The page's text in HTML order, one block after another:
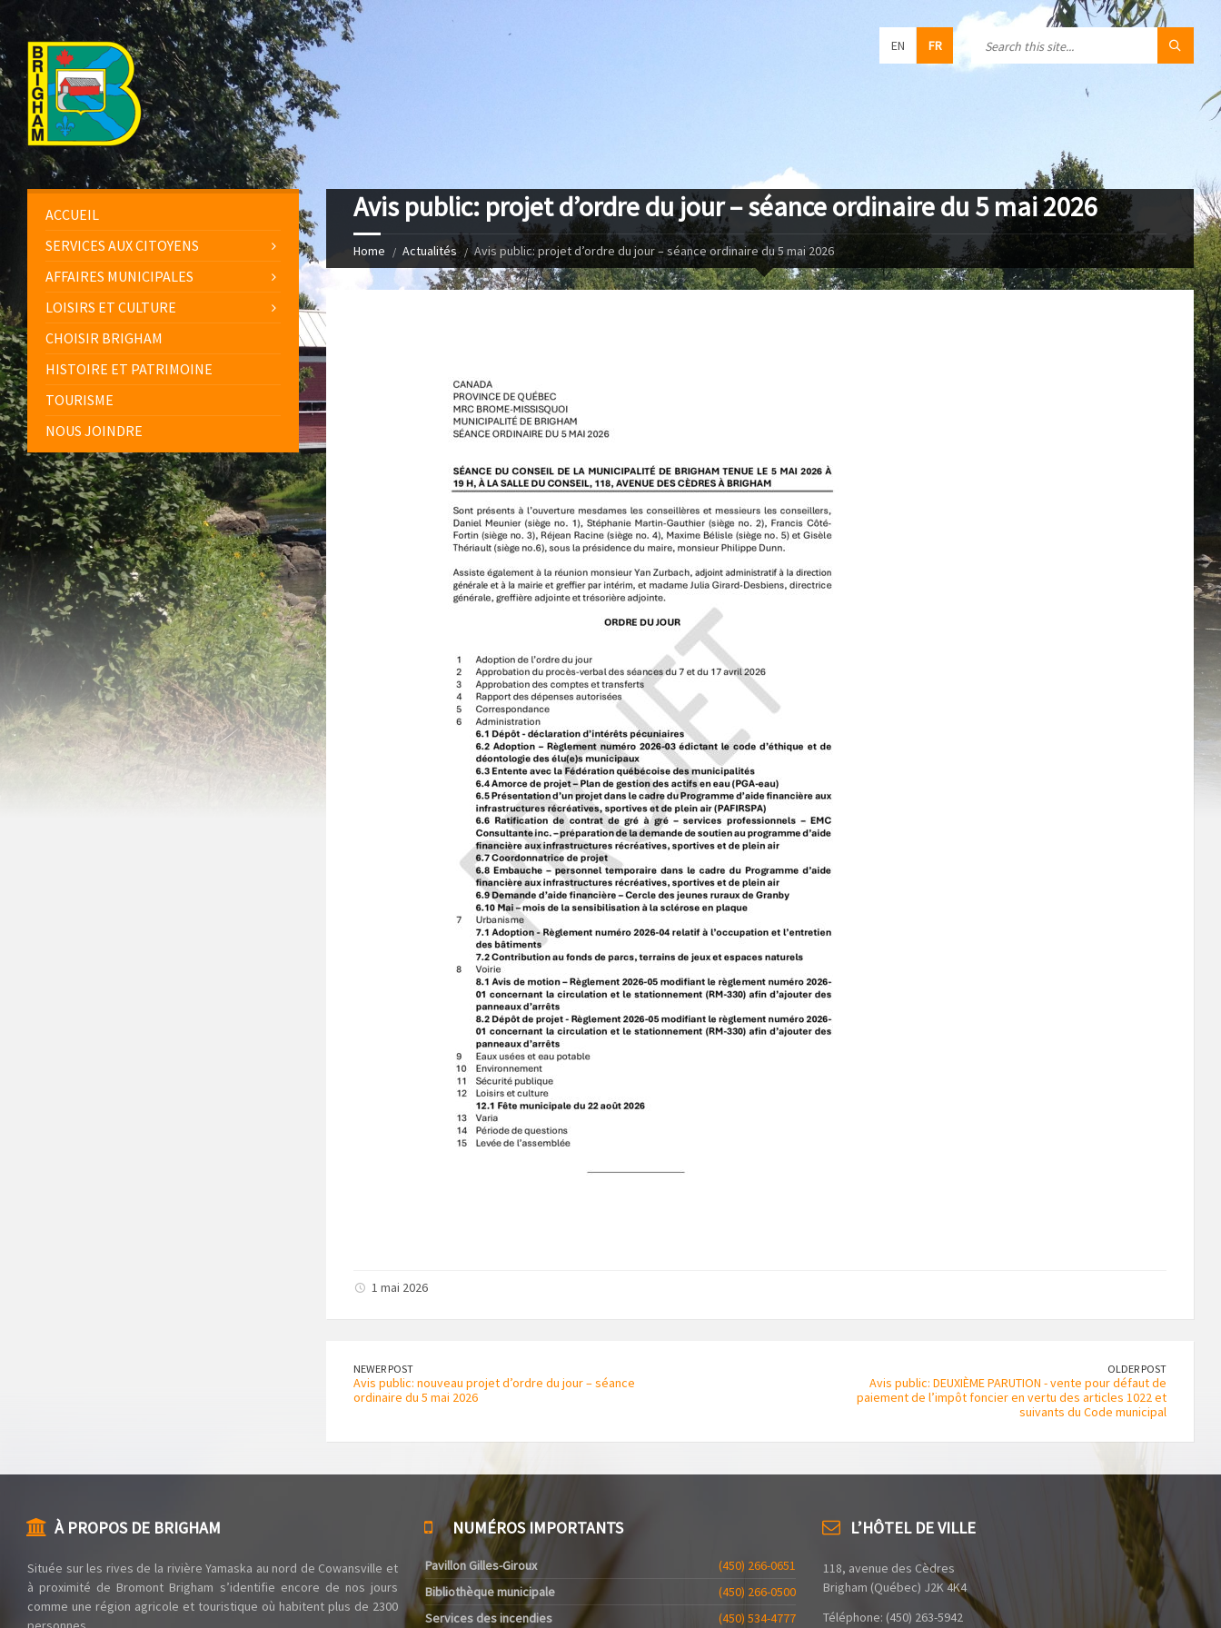
EN FR
Avis public: projet d’ordre du jour – séance ordinaire du 5 mai 2026
Home Actualités Avis public: projet d’ordre du jour – séance ordinaire du 5 mai 2026
1 mai 2026
NEWER POST
Avis public: nouveau projet d’ordre du jour – séance
ordinaire du 5 mai 2026
OLDER POST
Avis public: DEUXIÈME PARUTION - vente pour défaut de
paiement de l’impôt foncier en vertu des articles 1022 et
suivants du Code municipal
ACCUEIL
SERVICES AUX CITOYENS
AFFAIRES MUNICIPALES
LOISIRS ET CULTURE
CHOISIR BRIGHAM
HISTOIRE ET PATRIMOINE
TOURISME
NOUS JOINDRE
À PROPOS DE BRIGHAM
Située sur les rives de la rivière Yamaska au nord de Cowansville et
à proximité de Bromont Brigham s’identifie encore de nos jours
comme une région agricole et touristique où habitent plus de 2300
NUMÉROS IMPORTANTS
Pavillon Gilles-Giroux
(450) 266-0651
Bibliothèque municipale
(450) 266-0500
Services des incendies
(450) 534-4777
L’HÔTEL DE VILLE
118, avenue des Cèdres
Brigham (Québec) J2K 4K4
Téléphone: (450) 263-5942